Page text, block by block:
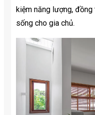
kiệm năng lượng,
sống cho gia chủ.